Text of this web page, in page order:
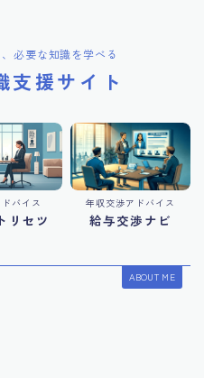
必要な知識を学べる
支援サイト
バイス
リセツ
年収交渉アドバイス
給与交渉ナビ
ABOUT ME